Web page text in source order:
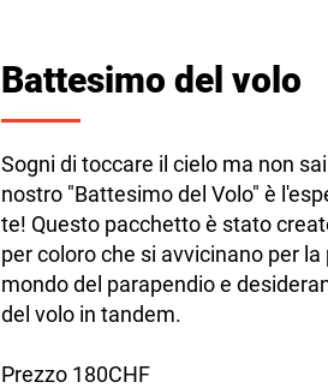
Battesimo del volo
Sogni di toccare il cielo ma non
nostro "Battesimo del Volo" è
te! Questo pacchetto è stato
per coloro che si avvicinano per la
mondo del parapendio e
del volo in tandem.
Prezzo 180CHF